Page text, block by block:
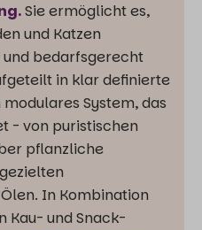
Sie ermöglicht es,
und Katzen
bedarfsgerecht
in klar definierte
System, das
- von puristischen
pflanzliche
In Kombination
Kau- und Snack-